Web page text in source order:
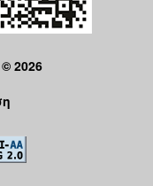
2026